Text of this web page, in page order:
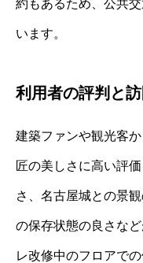
約もあるため、公共
います。
利用者の評判と
建築ファンや観光客
匠の美しさに高い評
さ、名古屋城との景
の保存状態の良さな
レ改修中のフロアで